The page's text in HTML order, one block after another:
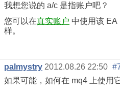
我想您说的 a/c 是指账户吧？
您可以在真实账户 中使用该 EA
样。
palmystry 2012.08.26 22:50
如果可能，如何在 mq4 上使用